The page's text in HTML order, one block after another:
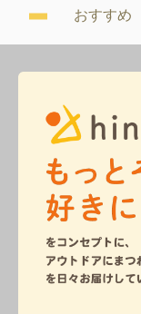
おすすめ